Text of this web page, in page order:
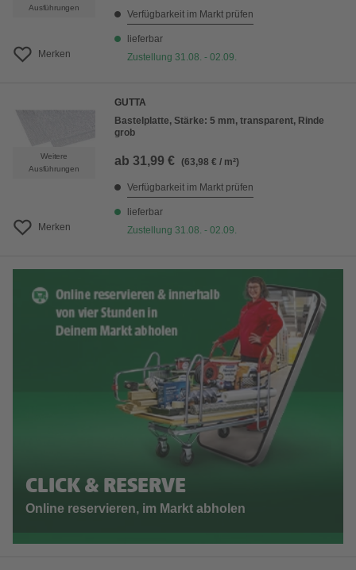
Ausführungen
Merken
Verfügbarkeit im Markt prüfen
lieferbar
Zustellung 31.08. - 02.09.
Weitere
Ausführungen
Merken
GUTTA
Bastelplatte, Stärke: 5 mm, transparent, Rinde
grob
ab 31,99 € (63,98 € / m²)
Verfügbarkeit im Markt prüfen
lieferbar
Zustellung 31.08. - 02.09.
CLICK & RESERVE
Online reservieren, im Markt abholen